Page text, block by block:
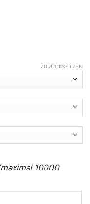
ZURÜCKSETZEN
10000